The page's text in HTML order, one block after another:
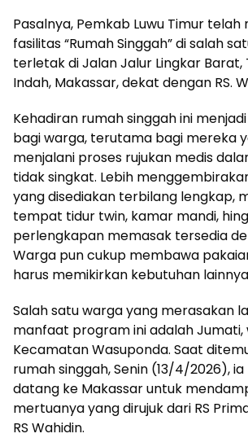
Pasalnya, Pemkab Luwu Timur
fasilitas “Rumah Singgah” di salah
terletak di Jalan Jalur Lingkar
Indah, Makassar, dekat dengan RS.
Kehadiran rumah singgah ini
bagi warga, terutama bagi mereka
menjalani proses rujukan medis
tidak singkat. Lebih
yang disediakan terbilang lengkap,
tempat tidur twin, kamar mandi,
perlengkapan memasak tersedia
Warga pun cukup membawa
harus memikirkan kebutuhan
Salah satu warga yang merasakan
manfaat program ini adalah Jumati,
Kecamatan Wasuponda. Saat
rumah singgah, Senin (13/4/2026),
datang ke Makassar untuk
mertuanya yang dirujuk dari RS
RS Wahidin.